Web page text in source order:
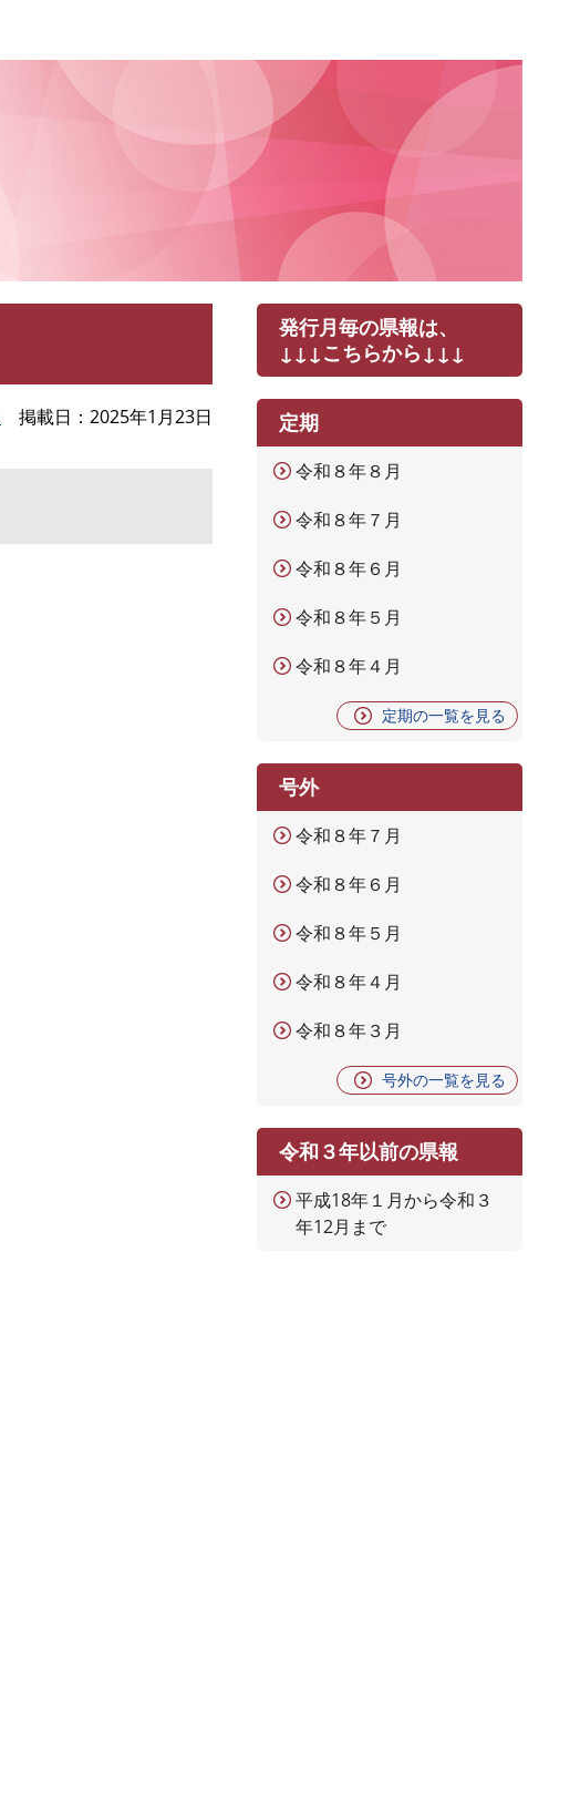
掲載日 2025年1月23日
発行月毎の県報は、
↓↓↓こちらから↓↓↓
定期
令和８年８月
令和８年７月
令和８年６月
令和８年５月
令和８年４月
定期の一覧を見る
号外
令和８年７月
令和８年６月
令和８年５月
令和８年４月
令和８年３月
号外の一覧を見る
令和３年以前の県報
平成18年１月から令和３
年12月まで